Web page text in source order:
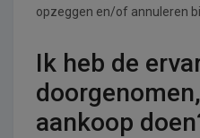
opzeggen en/of annuleren
Ik heb de
aankoop